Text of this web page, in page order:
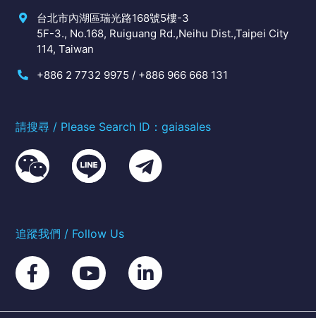
台北市內湖區瑞光路168號5樓-3
5F-3., No.168, Ruiguang Rd.,Neihu Dist.,Taipei City
114, Taiwan
+886 2 7732 9975 / +886 966 668 131
請搜尋 / Please Search ID：gaiasales
追蹤我們 / Follow Us